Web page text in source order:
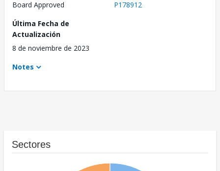
Board Approved
P178912
Última Fecha de
Actualización
8 de noviembre de 2023
Notes
Sectores